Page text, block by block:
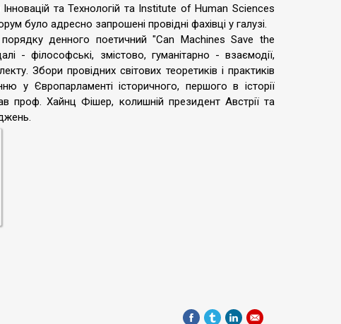
та Технологій та Institute of Human Sciences
було адресно запрошені провідні фахівці у галузі.
денного поетичний "Can Machines Save the
- філософські, змістово, гуманітарно - взаємодії,
Збори провідних світових теоретиків і практиків
у Європарламенті історичного, першого в історії
проф. Хайнц Фішер, колишній президент Австрії та